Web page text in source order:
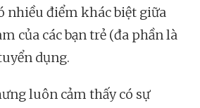
nhiều điểm khác biệt giữa
của các bạn trẻ (đa phần là
dụng.
luôn cảm thấy có sự